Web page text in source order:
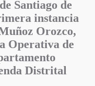
Santiago de
instancia
Orozco,
Operativa de
Distrital